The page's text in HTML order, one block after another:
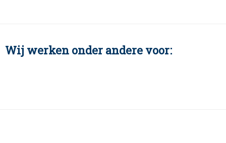
Wij werken onder andere voor: